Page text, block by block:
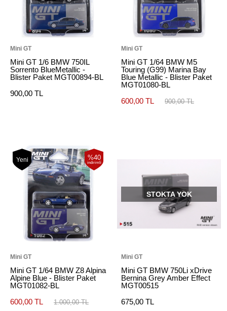
Mini GT
Mini GT 1/6 BMW 750IL
Sorrento BlueMetallic -
Blister Paket MGT00894-BL
900,00 TL
Mini GT
Mini GT 1/64 BMW M5
Touring (G99) Marina Bay
Blue Metallic - Blister Paket
MGT01080-BL
900,00 TL
600,00 TL
%40
indirimli
Yeni
Mini GT
Mini GT 1/64 BMW Z8 Alpina
Alpine Blue - Blister Paket
MGT01082-BL
1.000,00 TL
600,00 TL
STOKTA YOK
Mini GT
Mini GT BMW 750Li xDrive
Bernina Grey Amber Effect
MGT00515
675,00 TL